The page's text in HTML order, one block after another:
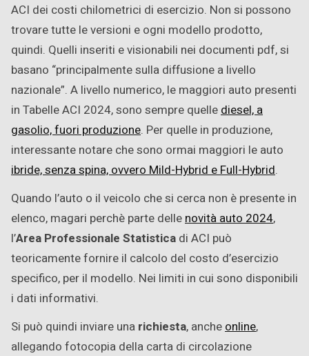
ACI dei costi chilometrici di esercizio. Non si possono
trovare tutte le versioni e ogni modello prodotto,
quindi. Quelli inseriti e visionabili nei documenti pdf, si
basano “principalmente sulla diffusione a livello
nazionale”. A livello numerico, le maggiori auto presenti
in Tabelle ACI 2024, sono sempre quelle diesel, a
gasolio, fuori produzione. Per quelle in produzione,
interessante notare che sono ormai maggiori le auto
ibride, senza spina, ovvero Mild-Hybrid e Full-Hybrid.
Quando l’auto o il veicolo che si cerca non è presente in
elenco, magari perchè parte delle novità auto 2024,
l’Area Professionale Statistica di ACI può
teoricamente fornire il calcolo del costo d’esercizio
specifico, per il modello. Nei limiti in cui sono disponibili
i dati informativi.
Si può quindi inviare una richiesta, anche online,
allegando fotocopia della carta di circolazione